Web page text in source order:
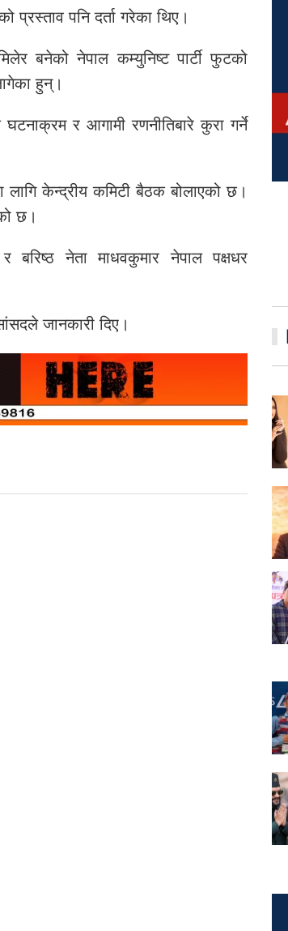
पनि दर्ता गरेका थिए।
बनेको नेपाल कम्युनिष्ट पार्टी फुटको
हुन्।
र आगामी रणनीतिबारे कुरा गर्ने
केन्द्रीय कमिटी बैठक बोलाएको छ।
छ।
बरिष्ठ नेता माधवकुमार नेपाल पक्षधर
जानकारी दिए।